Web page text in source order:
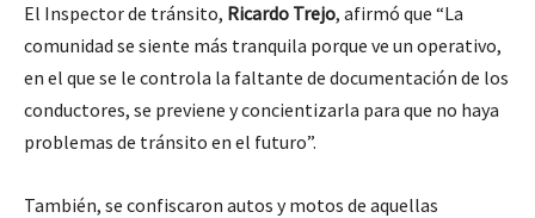
El Inspector de tránsito, Ricardo Trejo, afirmó que “La
comunidad se siente más tranquila porque ve un operativo,
en el que se le controla la faltante de documentación de los
conductores, se previene y concientizarla para que no haya
problemas de tránsito en el futuro”.
También, se confiscaron autos y motos de aquellas